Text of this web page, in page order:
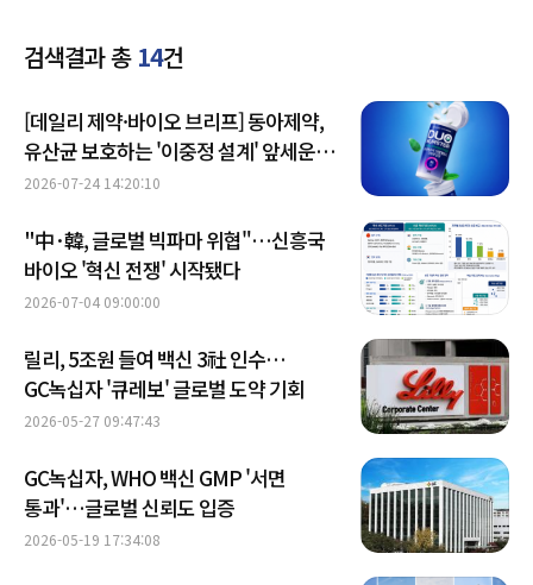
검색결과 총 14건
[데일리 제약·바이오 브리프] 동아제약,
유산균 보호하는 '이중정 설계' 앞세운
구강유산균 출시 外
2026-07-24 14:20:10
"中·韓, 글로벌 빅파마 위협"…신흥국
바이오 '혁신 전쟁' 시작됐다
2026-07-04 09:00:00
릴리, 5조원 들여 백신 3社 인수…
GC녹십자 '큐레보' 글로벌 도약 기회
2026-05-27 09:47:43
GC녹십자, WHO 백신 GMP '서면
통과'…글로벌 신뢰도 입증
2026-05-19 17:34:08